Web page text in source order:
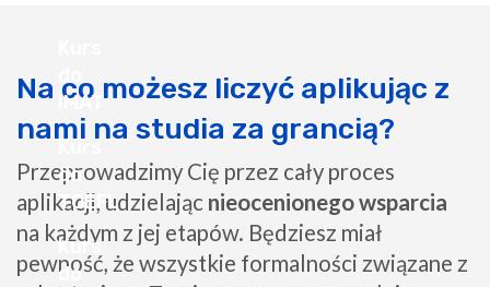
Na co możesz liczyć aplikując z
nami na studia za grancią?
Przeprowadzimy Cię przez cały proces
aplikacji, udzielając nieocenionego wsparcia
na każdym z jej etapów. Będziesz miał
pewność, że wszystkie formalności związane z